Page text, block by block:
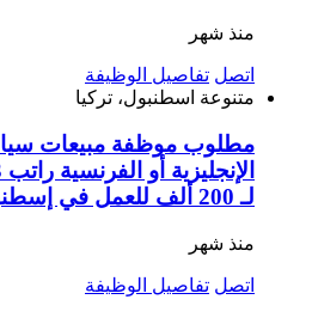
منذ شهر
اتصل تفاصيل الوظيفة
متنوعة اسطنبول، تركيا
مطلوب موظفة مبيعات
لـ 200 ألف للعمل في إسطنبول
منذ شهر
اتصل تفاصيل الوظيفة